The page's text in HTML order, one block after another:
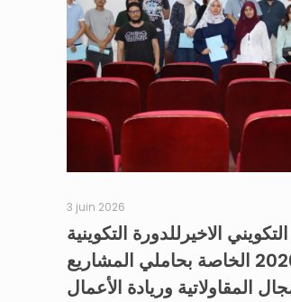
3 juin 2026
الاخيرللدورة التكوينية
السادسة لسنة 2026 الخاصة بحاملي المشاريع
المقاولاتية وريادة الأعمال